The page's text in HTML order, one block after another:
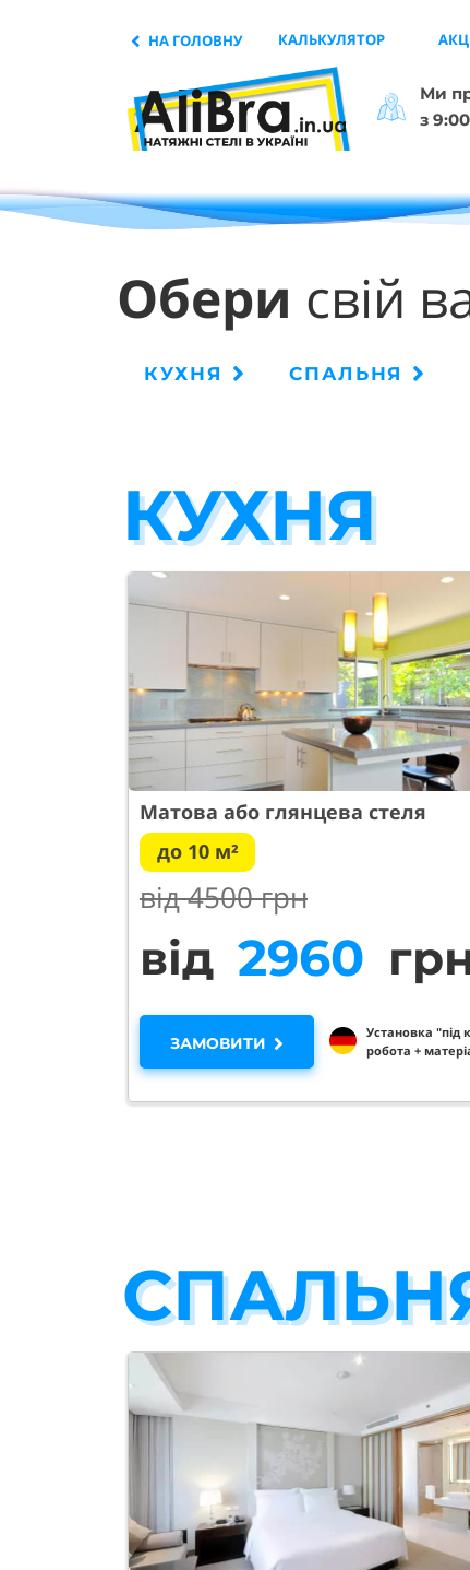
НА ГОЛОВНУ КАЛЬКУЛЯТОР
Ми
з
Обери свій
КУХНЯ СПАЛЬНЯ
КУХНЯ
Матова або глянцева стеля
до 10 м²
від 4500 грн
від 3330 грн
ЗАМОВИТИ
Установка "під
робота +